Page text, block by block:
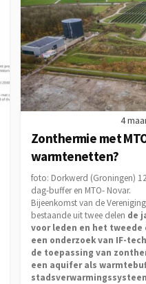
4
Zonthermie met
warmtenetten?
foto: Dorkwerd (Groningen)
dag-buffer en MTO- Novar.
Bijeenkomst van de
bestaande uit twee delen de
voor leden en het tweede
een onderzoek van IF-
de toepassing van
een aquifer als